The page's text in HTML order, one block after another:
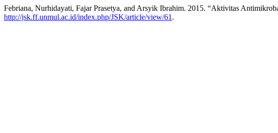
Febriana, Nurhidayati, Fajar Prasetya, and Arsyik Ibrahim. 2015. “Aktivitas
http://jsk.ff.unmul.ac.id/index.php/JSK/article/view/61 .